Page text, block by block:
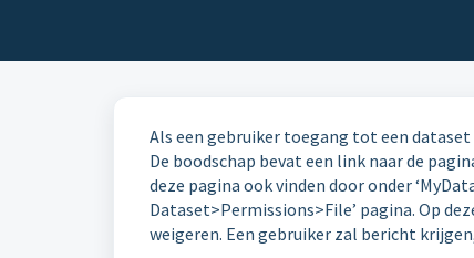
Als een gebruiker toegang tot een
De boodschap bevat een link naar de
deze pagina ook vinden door onder
Dataset>Permissions>File’ pagina. Op
weigeren. Een gebruiker zal bericht